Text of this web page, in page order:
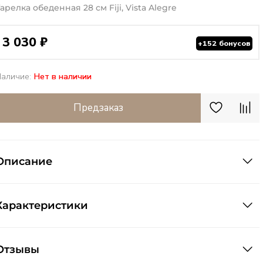
Нет в наличии
обеденная 28 см Fiji, Vista Alegre
3 030 ₽ +152 бонусов
Предзаказ